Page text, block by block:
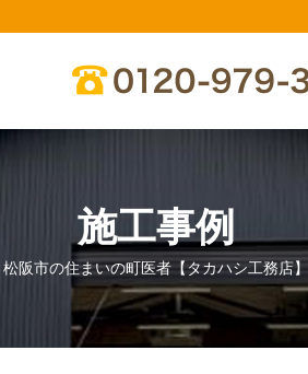
施工事例
松阪市の住まいの町医者【タカハシ工務店】